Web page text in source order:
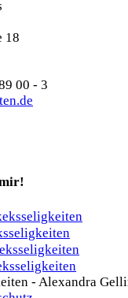
18
00 - 3
- Alexandra